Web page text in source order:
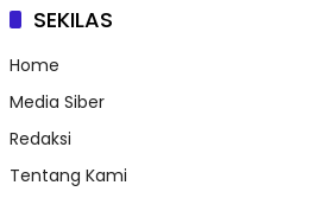
SEKILAS
Home
Media Siber
Redaksi
Tentang Kami